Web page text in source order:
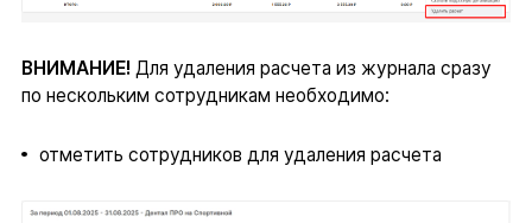
ВНИМАНИЕ! Для удаления расчета из журнала сразу
по нескольким сотрудникам необходимо:
отметить сотрудников для удаления расчета